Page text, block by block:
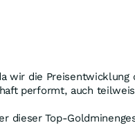
wir die
performt, auch
dieser Top-